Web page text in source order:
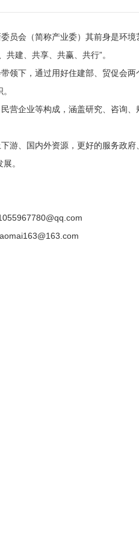
会（简称产业委）其前身是环境
建、共享、共赢、共行”。
下，通过用好住建部、贸促会两
企业等构成，涵盖研究、咨询、
、国内外资源，更好的服务政府
。